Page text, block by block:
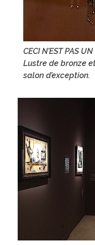
CECI N’EST PAS
Lustre de bronze
salon d’exception.